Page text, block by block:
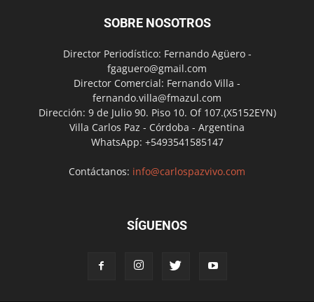
SOBRE NOSOTROS
Director Periodístico: Fernando Agüero -
fgaguero@gmail.com
Director Comercial: Fernando Villa -
fernando.villa@fmazul.com
Dirección: 9 de Julio 90. Piso 10. Of 107.(X5152EYN)
Villa Carlos Paz - Córdoba - Argentina
WhatsApp: +5493541585147
Contáctanos: info@carlospazvivo.com
SÍGUENOS